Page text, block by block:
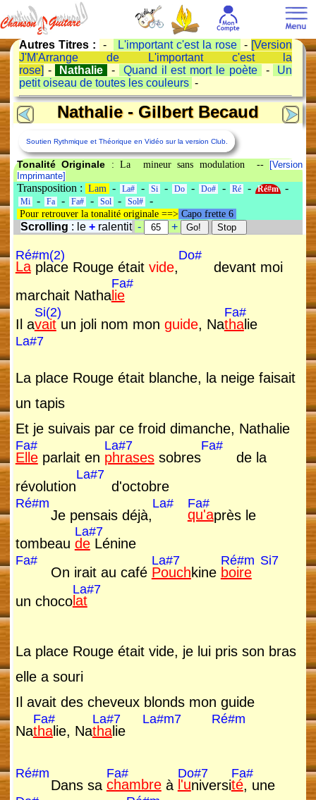
Autres Titres : - L'important c'est la rose - [Version
J'M'Arrange de L'important c'est la
rose] - Nathalie - Quand il est mort le poète -
Un
petit oiseau de toutes les couleurs -
Nathalie - Gilbert Becaud
Soutien Rythmique et Théorique en Vidéo sur la version Club.
Tonalité Originale : La mineur sans modulation -- [Version
Imprimante]
Transposition : Lam - La# - Si - Do - Do# - Ré - Ré#m -
Mi - Fa - Fa# - Sol - Sol# -
Pour retrouver la tonalité originale ==>Capo frette 6
Scrolling : le +ralentit - +
Ré#m(2)
Laplace Rouge était vide,
Do#
devant moi
marchait Natha
Fa#
lie
Il a
Si(2)
vaitun joli nom mon guide, Na
Fa#
thalie
La#7
La place Rouge était blanche, la neige faisait
un tapis
Et je suivais par ce froid dimanche, Nathalie
Fa#
Elleparlait en
La#7
phrasessobres
Fa#
de la
révolution
La#7
d'octobre
Ré#m
Je pensais déjà,
La# Fa#
qu'après le
tombeau
La#7
deLénine
Fa#
On irait au café
La#7
Pouchkine
Ré#m
boire
Si7
un choco
La#7
lat
La place Rouge était vide, je lui pris son bras
elle a souri
Il avait des cheveux blonds mon guide
Na
Fa#
thalie, Na
La#7
thalie
La#m7 Ré#m
Ré#m
Dans sa
Fa#
chambreà
Do#7
l'universi
Fa#
té, une